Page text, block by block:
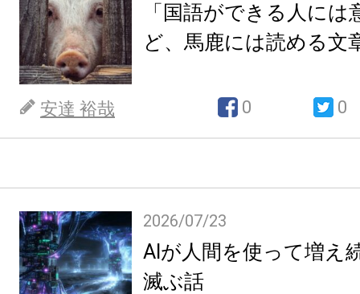
「国語ができる人には
ど、馬鹿には読める文
安達 裕哉 0 0
2026/07/23
AIが人間を使って増え
滅ぶ話